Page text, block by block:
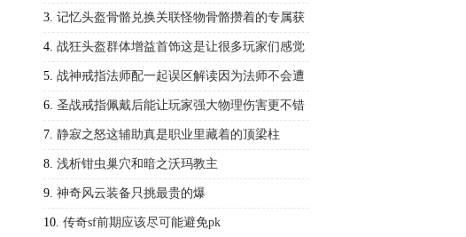
3. 记忆头盔骨骼兑换关联怪物骨骼攒着的专属获
取回忆
4. 战狂头盔群体增益首饰这是让很多玩家们感觉
到比较好的方式
5. 战神戒指法师配一起误区解读因为法师不会遭
到攻击距离的影响
6. 圣战戒指佩戴后能让玩家强大物理伤害更不错
7. 静寂之怒这辅助真是职业里藏着的顶梁柱
8. 浅析钳虫巢穴和暗之沃玛教主
9. 神奇风云装备只挑最贵的爆
10. 传奇sf前期应该尽可能避免pk